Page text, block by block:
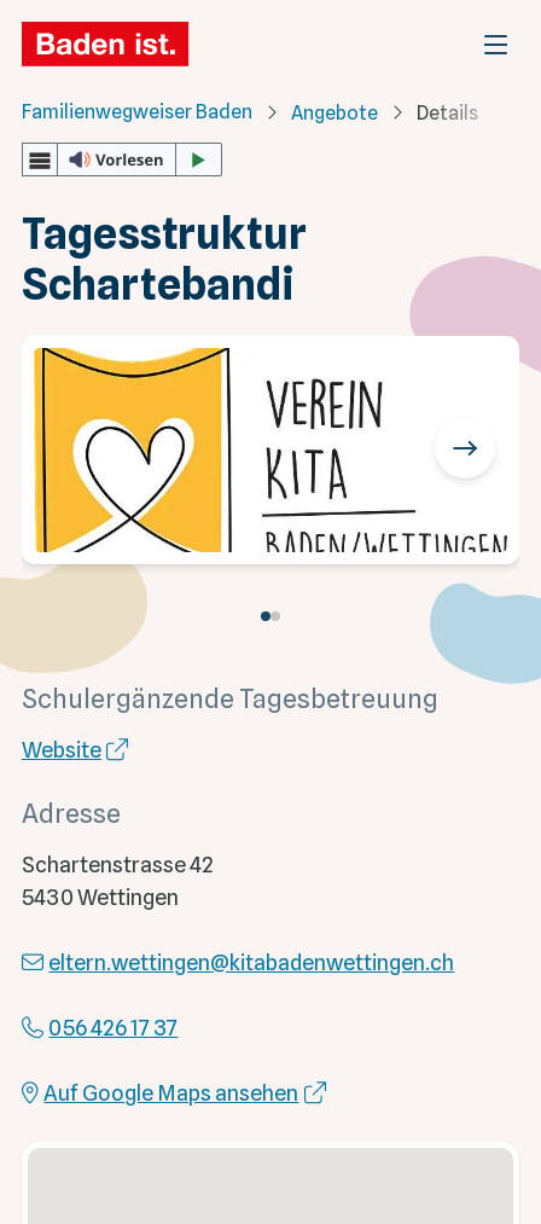
Familienwegweiser Baden Angebote Details
Tagesstruktur
Schartebandi
Schulergänzende Tagesbetreuung
Website
Adresse
Schartenstrasse 42
5430 Wettingen
eltern.wettingen@kitabadenwettingen.ch
056 426 17 37
Auf Google Maps ansehen